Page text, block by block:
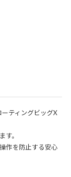
ティングビッグX
す。
作を防止する安心